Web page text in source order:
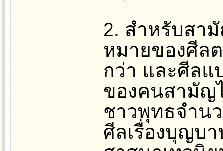
2. สำหรับสา
หมายของศีล
กว่า และศีล
ของคนสามัญ
ชาวพุทธจำน
ศีลเรื่องบุญบ